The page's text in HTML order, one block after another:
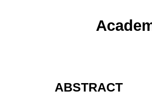
ABSTRACT